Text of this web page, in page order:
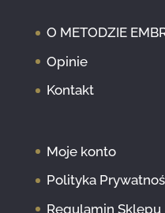
O METODZIE
Opinie
Kontakt
Moje konto
Polityka
Regulamin